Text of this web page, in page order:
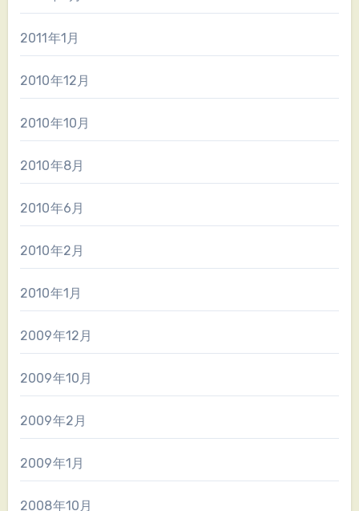
2011年1月
2010年12月
2010年10月
2010年8月
2010年6月
2010年2月
2010年1月
2009年12月
2009年10月
2009年2月
2009年1月
2008年10月